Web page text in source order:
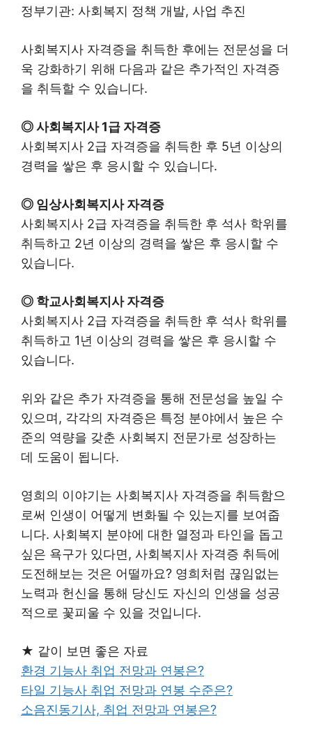
정부기관: 사회복지 정책 개발, 사업 추진
사회복지사 자격증을 취득한 후에는 전문성을 더
욱 강화하기 위해 다음과 같은 추가적인 자격증
을 취득할 수 있습니다.
◎ 사회복지사 1급 자격증
사회복지사 2급 자격증을 취득한 후 5년 이상의
경력을 쌓은 후 응시할 수 있습니다.
◎ 임상사회복지사 자격증
사회복지사 2급 자격증을 취득한 후 석사 학위를
취득하고 2년 이상의 경력을 쌓은 후 응시할 수
있습니다.
◎ 학교사회복지사 자격증
사회복지사 2급 자격증을 취득한 후 석사 학위를
취득하고 1년 이상의 경력을 쌓은 후 응시할 수
있습니다.
위와 같은 추가 자격증을 통해 전문성을 높일 수
있으며, 각각의 자격증은 특정 분야에서 높은 수
준의 역량을 갖춘 사회복지 전문가로 성장하는
데 도움이 됩니다.
영희의 이야기는 사회복지사 자격증을 취득함으
로써 인생이 어떻게 변화될 수 있는지를 보여줍
니다. 사회복지 분야에 대한 열정과 타인을 돕고
싶은 욕구가 있다면, 사회복지사 자격증 취득에
도전해보는 것은 어떨까요? 영희처럼 끊임없는
노력과 헌신을 통해 당신도 자신의 인생을 성공
적으로 꽃피울 수 있을 것입니다.
★ 같이 보면 좋은 자료
환경 기능사 취업 전망과 연봉은?
타일 기능사 취업 전망과 연봉 수준은?
소음진동기사, 취업 전망과 연봉은?